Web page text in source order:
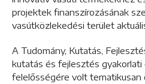
projektek finanszírozásának
vasútközlekedési terület
A Tudomány, Kutatás,
kutatás és fejlesztés gyakorlati
felelősségére volt tematikusan